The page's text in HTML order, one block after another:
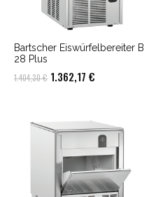
Bartscher Eiswürfelbereiter B
28 Plus
1.404,30€ Ursprünglicher
1.404,30 €
1.362,17 €
1.362,17 €.